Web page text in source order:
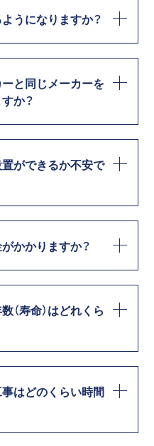
うになりますか？
と同じメーカーを
か？
ができるか不安で
かかりますか？
（寿命）はどれくら
はどのくらい時間